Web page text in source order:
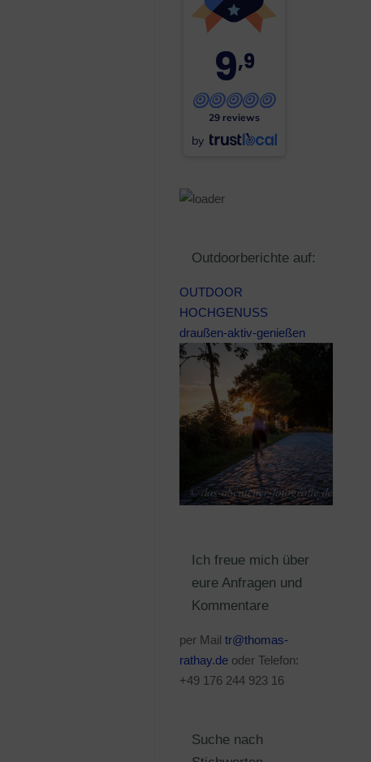
9,9
29 reviews
by
Outdoorberichte auf:
OUTDOOR
HOCHGENUSS
draußen-aktiv-genießen
Ich freue mich über
eure Anfragen und
Kommentare
per Mail tr@thomas-
rathay.de oder Telefon:
+49 176 244 923 16
Suche nach